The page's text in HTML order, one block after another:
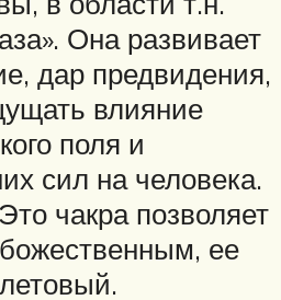
Она развивает
дар предвидения,
влияние
поля и
сил на человека.
чакра позволяет
ее